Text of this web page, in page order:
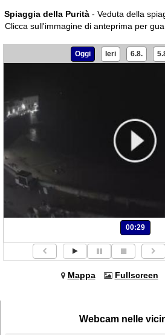
Spiaggia della Purità - Veduta della
Clicca sull'immagine di anteprima per
Oggi Ieri 6.8.
00:29
Mappa Fullscreen
Webcam nelle